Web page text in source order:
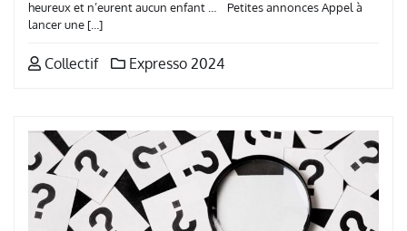
heureux et n’eurent aucun enfant … Petites annonces Appel à
lancer une […]
Collectif Expresso 2024